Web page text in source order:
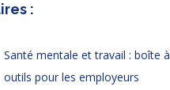
:
Santé mentale et travail : boîte à
outils pour les employeurs